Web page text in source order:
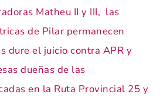
Matheu II y III, las
de Pilar permanecen
dure el juicio contra APR y
dueñas de las
en la Ruta Provincial 25 y